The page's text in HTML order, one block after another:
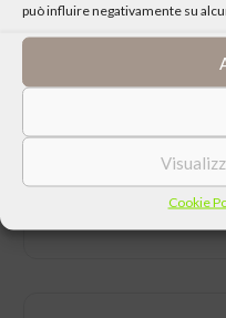
può influire negativamente su
Cookie
CONDIVIDI